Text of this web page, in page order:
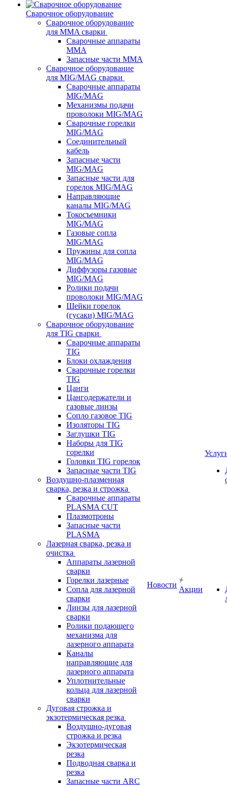
Сварочное оборудование
Сварочное оборудование
для MMA сварки
Сварочные аппараты
MMA
Запасные части MMA
Сварочное оборудование
для MIG/MAG сварки
Сварочные аппараты
MIG/MAG
Механизмы подачи
проволоки MIG/MAG
Сварочные горелки
MIG/MAG
Соединительный
кабель
Запасные части
MIG/MAG
Запасные части для
горелок MIG/MAG
Направляющие
каналы MIG/MAG
Токосъемники
MIG/MAG
Газовые сопла
MIG/MAG
Пружины для сопла
MIG/MAG
Диффузоры газовые
MIG/MAG
Ролики подачи
проволоки MIG/MAG
Шейки горелок
(гусаки) MIG/MAG
Сварочное оборудование
для TIG сварки
Сварочные аппараты
TIG
Блоки охлаждения
Сварочные горелки
TIG
Цанги
Цангодержатели и
газовые линзы
Сопло газовое TIG
Изоляторы TIG
Заглушки TIG
Наборы для TIG
горелки
Головки TIG горелок
Запасные части TIG
Воздушно-плазменная
сварка, резка и строжка
Сварочные аппараты
PLASMA CUT
Плазмотроны
Запасные части
PLASMA
Лазерная сварка, резка и
очистка
Аппараты лазерной
сварки
Горелки лазерные
Сопла для лазерной
сварки
Линзы для лазерной
сварки
Ролики подающего
механизма для
лазерного аппарата
Каналы
направляющие для
лазерного аппарата
Уплотнительные
кольца для лазерной
сварки
Дуговая строжка и
экзотермическая резка
Воздушно-дуговая
строжка и резка
Экзотермическая
резка
Подводная сварка и
резка
Запасные части ARC
Новости
Акции